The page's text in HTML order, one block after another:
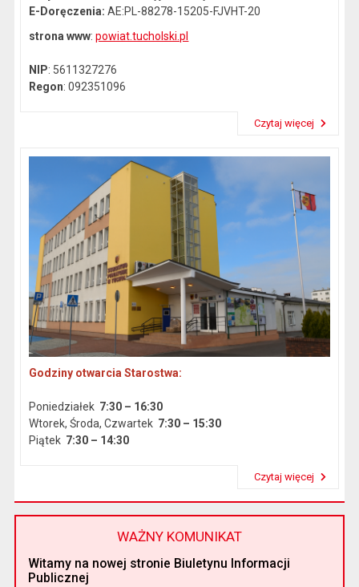
E-Doręczenia:AE:PL-88278-15205-FJVHT-20
strona www:powiat.tucholski.pl
NIP: 5611327276
Regon: 092351096
Czytaj więcej
Godziny otwarcia Starostwa:
Poniedziałek 7:30 – 16:30
Wtorek, Środa, Czwartek 7:30 – 15:30
Piątek 7:30 – 14:30
Czytaj więcej
WAŻNY KOMUNIKAT
Witamy na nowej stronie Biuletynu Informacji
Publicznej